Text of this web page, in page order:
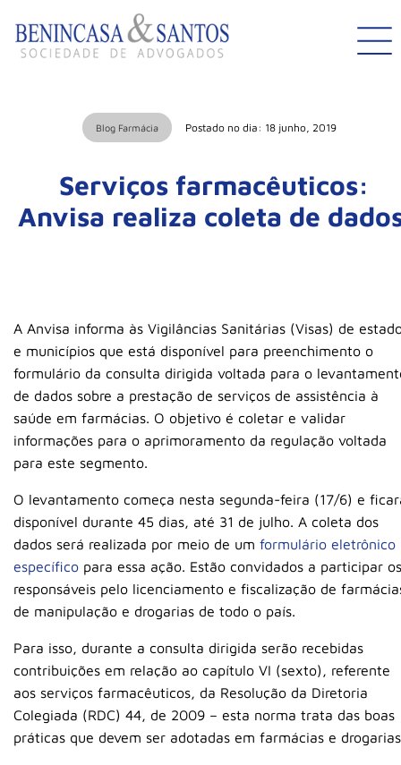
Blog Farmácia Postado no dia: 18 junho, 2019
Serviços farmacêuticos:
Anvisa realiza coleta de
A Anvisa informa às Vigilâncias Sanitárias (Visas) de
e municípios que está disponível para preenchimento o
formulário da consulta dirigida voltada para o
de dados sobre a prestação de serviços de assistência à
saúde em farmácias. O objetivo é coletar e validar
informações para o aprimoramento da regulação voltada
para este segmento.
O levantamento começa nesta segunda-feira (17/6) e
disponível durante 45 dias, até 31 de julho. A coleta dos
dados será realizada por meio de um formulário eletrônico
específico para essa ação. Estão convidados a participar os
responsáveis pelo licenciamento e fiscalização de
de manipulação e drogarias de todo o país.
Para isso, durante a consulta dirigida serão recebidas
contribuições em relação ao capítulo VI (sexto), referente
aos serviços farmacêuticos, da Resolução da Diretoria
Colegiada (RDC) 44, de 2009 – esta norma trata das boas
práticas que devem ser adotadas em farmácias e